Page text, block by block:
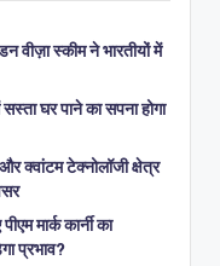
वीज़ा स्कीम ने भारतीयों में
घर पाने का सपना होगा
क्वांटम टेक्नोलॉजी क्षेत्र
मार्क कार्नी का
प्रभाव?